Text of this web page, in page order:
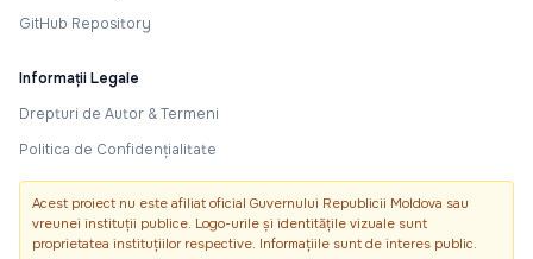
GitHub Repository
Informații Legale
Drepturi de Autor & Termeni
Politica de Confidențialitate
Acest proiect nu este afiliat oficial Guvernului Republicii Moldova sau
vreunei instituții publice. Logo-urile și identitățile vizuale sunt
proprietatea instituțiilor respective. Informațiile sunt de interes public.